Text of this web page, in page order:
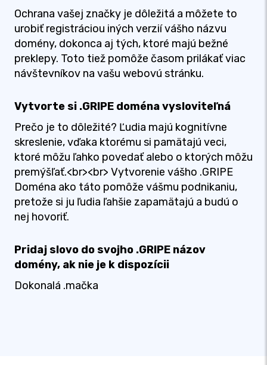
Ochrana vašej značky je dôležitá a môžete to
urobiť registráciou iných verzií vášho názvu
domény, dokonca aj tých, ktoré majú bežné
preklepy. Toto tiež pomôže časom prilákať viac
návštevníkov na vašu webovú stránku.
Vytvorte si .GRIPE doména vysloviteľná
Prečo je to dôležité? Ľudia majú kognitívne
skreslenie, vďaka ktorému si pamätajú veci,
ktoré môžu ľahko povedať alebo o ktorých môžu
premýšľať.<br><br> Vytvorenie vášho .GRIPE
Doména ako táto pomôže vášmu podnikaniu,
pretože si ju ľudia ľahšie zapamätajú a budú o
nej hovoriť.
Pridaj slovo do svojho .GRIPE názov
domény, ak nie je k dispozícii
Dokonalá .mačka